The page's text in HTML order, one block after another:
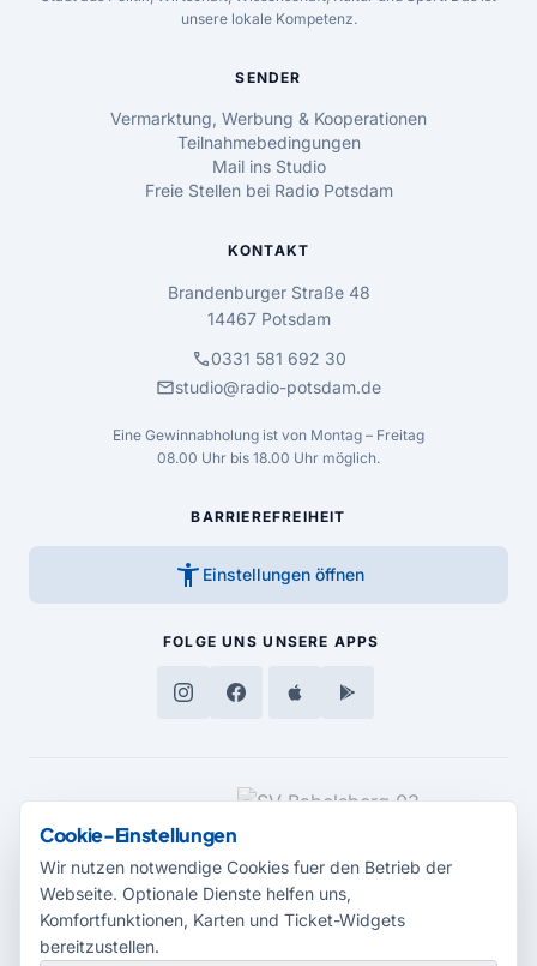
unsere lokale Kompetenz.
SENDER
Vermarktung, Werbung & Kooperationen
Teilnahmebedingungen
Mail ins Studio
Freie Stellen bei Radio Potsdam
KONTAKT
Brandenburger Straße 48
14467 Potsdam
call0331 581 692 30
mailstudio@radio-potsdam.de
Eine Gewinnabholung ist von Montag – Freitag
08.00 Uhr bis 18.00 Uhr möglich.
BARRIEREFREIHEIT
accessibility_new Einstellungen öffnen
FOLGE UNS UNSERE APPS
MEDIENPARTNER
Cookie-Einstellungen
Wir nutzen notwendige Cookies fuer den Betrieb der
Webseite. Optionale Dienste helfen uns,
Komfortfunktionen, Karten und Ticket-Widgets
bereitzustellen.